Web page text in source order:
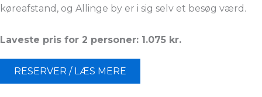
køreafstand, og Allinge by er i sig selv et besøg værd.
Laveste pris for 2 personer: 1.075 kr.
RESERVER / LÆS MERE